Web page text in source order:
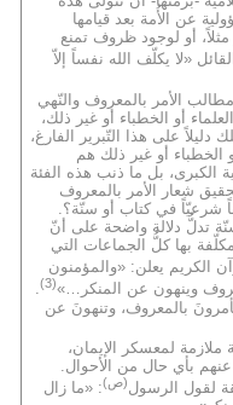
عن الأُمة بعد قيامها
أو لوجود ظروف تمنع
«لا يكلّف الله نفساً إلاّ
الأمر بالمعروف والنّهي
أو الخطباء أو غير ذلك،
دليلاً على هذا التّبرير الفارغ،
الخطباء أو غير ذلك هم
الكبرى، بل ما ذنب هذه الفئة
شعار الأمر بالمعروف
شرعيّاً في كتاب أو سنّة؟.
تدلُّ دلالة واضحة على أنّ
بها كلُّ الجماعات التي
الكريم يعلن: «والمؤمنون
وينهون عن المنكر…»(3)
.
بالمعروف، وتنهونَ عن
لمعسكر الإيمان،
عنهم بأي حال من الأحوال.
لقول الرسول(ص): «ما زال